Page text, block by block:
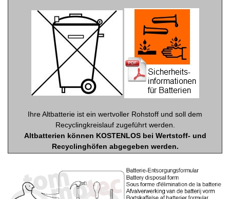
Ihre Altbatterie ist ein wertvoller Rohstoff und soll dem
Recyclingkreislauf zugeführt werden.
Altbatterien können KOSTENLOS bei Wertstoff- und
Recyclinghöfen abgegeben werden.